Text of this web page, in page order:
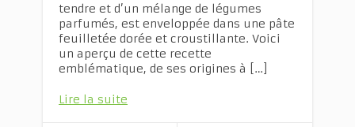
tendre et d’un mélange de légumes
parfumés, est enveloppée dans une pâte
feuilletée dorée et croustillante. Voici
un aperçu de cette recette
emblématique, de ses origines à […]
Lire la suite